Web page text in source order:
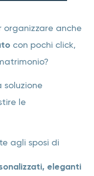
organizzare anche
con pochi click,
soluzione
le
agli sposi di
eleganti